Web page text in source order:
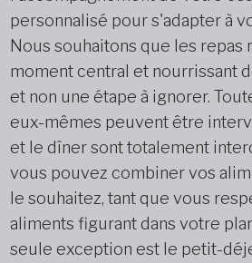
personnalisé pour s'adapter à
Nous souhaitons que les repas
moment central et nourrissant
et non une étape à ignorer.
eux-mêmes peuvent être
et le dîner sont totalement
vous pouvez combiner vos
le souhaitez, tant que vous
aliments figurant dans votre
seule exception est le petit-